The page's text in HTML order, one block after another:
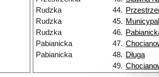
Rudzka
44.
Rudzka
45.
Rudzka
46.
Pabianicka
47.
Pabianicka
48. Długa
49.